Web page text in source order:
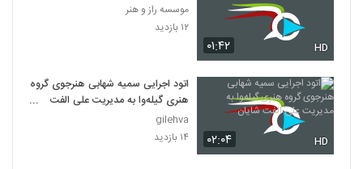
۰۱:۴۲ HD
موسسه راز و هنر
۱۲ بازدید
۰۲:۰۴ HD
اتود اجرایی سمیه شهابی هنرجوی گروه
هنری گیله‌وا به مدیریت علی الفت
شایان
gilehva
۱۴ بازدید